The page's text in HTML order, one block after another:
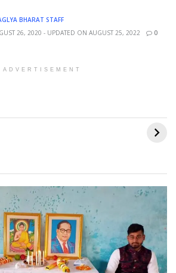
BHARAT STAFF
26, 2020 - UPDATED ON AUGUST 25, 2022
0
ADVERTISEMENT